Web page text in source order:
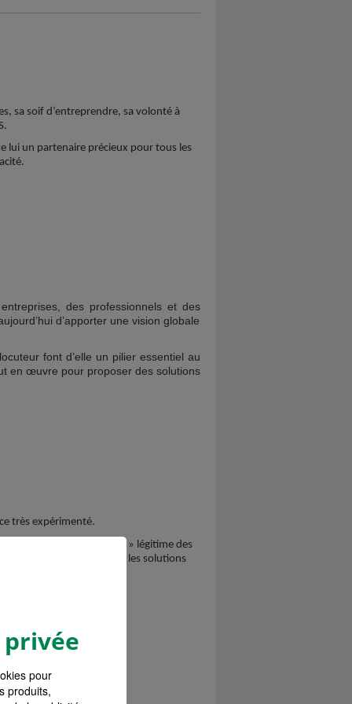
sa soif d’entreprendre, sa volonté à
lui un partenaire précieux pour tous les
des professionnels et des
d’apporter une vision globale
font d’elle un pilier essentiel au
en œuvre pour proposer des solutions
très expérimenté.
« assurance » légitime des
de leur apporter toutes les solutions
pour
produits,